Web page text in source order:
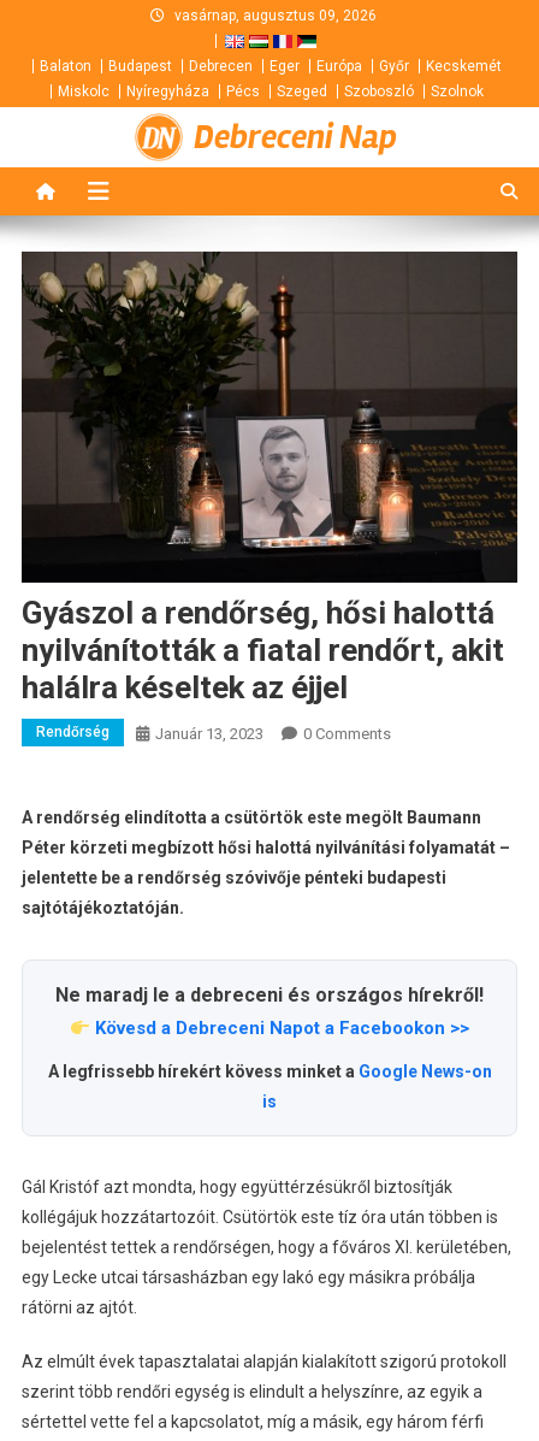
content
vasárnap, augusztus 09, 2026
Balaton Budapest Debrecen Eger Európa Győr
Kecskemét
Miskolc
Nyíregyháza Pécs Szeged Szoboszló Szolnok
Debreceni Nap
Gyászol a rendőrség, hősi halottá
nyilvánították a fiatal rendőrt, akit
halálra késeltek az éjjel
Rendőrség Január 13, 2023 0 Comments
A rendőrség elindította a csütörtök este megölt Baumann
Péter körzeti megbízott hősi halottá nyilvánítási folyamatát –
jelentette be a rendőrség szóvivője pénteki budapesti
sajtótájékoztatóján.
Ne maradj le a debreceni és országos hírekről!
Kövesd a Debreceni Napot a Facebookon >>
A legfrissebb hírekért kövess minket a Google News-on
is
Gál Kristóf azt mondta, hogy együttérzésükről biztosítják
kollégájuk hozzátartozóit. Csütörtök este tíz óra után többen is
bejelentést tettek a rendőrségen, hogy a főváros XI. kerületében,
egy Lecke utcai társasházban egy lakó egy másikra próbálja
rátörni az ajtót.
Az elmúlt évek tapasztalatai alapján kialakított szigorú protokoll
szerint több rendőri egység is elindult a helyszínre, az egyik a
sértettel vette fel a kapcsolatot, míg a másik, egy három férfi